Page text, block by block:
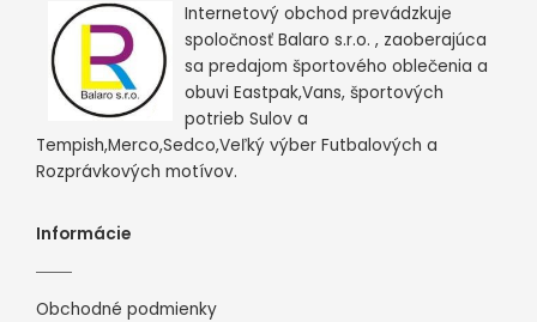
Internetový obchod prevádzkuje
spoločnosť Balaro s.r.o. , zaoberajúca
sa predajom športového oblečenia a
obuvi Eastpak,Vans, športových
potrieb Sulov a
Tempish,Merco,Sedco,Veľký výber Futbalových a
Rozprávkových motívov.
Informácie
Obchodné podmienky